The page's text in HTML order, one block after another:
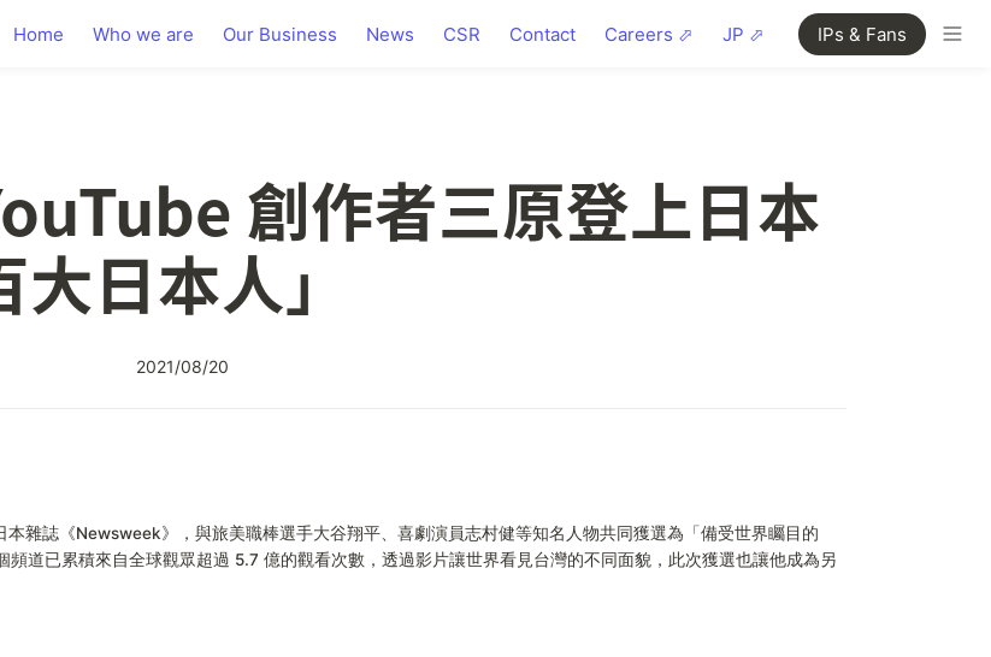
Home Who we are Our Business News CSR Contact Careers ⬀ JP ⬀ IPs & Fans
創作者三原登上日本
日本人」
2021/08/20
雜誌《Newsweek》，與旅美職棒選手大谷翔平、喜劇演員志村健等知名人物共同獲選為「備受世界矚目的
道已累積來自全球觀眾超過 5.7 億的觀看次數，透過影片讓世界看見台灣的不同面貌，此次獲選也讓他成為另